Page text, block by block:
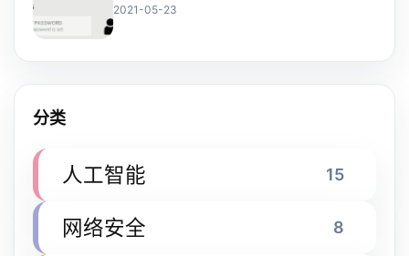
2021-05-23
分类
人工智能 15
网络安全 8